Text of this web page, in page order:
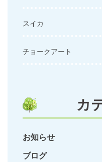
スイカ
チョークアート
カ
お知らせ
ブログ